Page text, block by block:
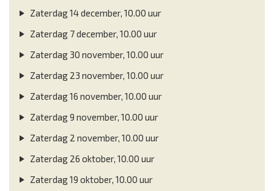
Zaterdag 14 december, 10.00 uur
Zaterdag 7 december, 10.00 uur
Zaterdag 30 november, 10.00 uur
Zaterdag 23 november, 10.00 uur
Zaterdag 16 november, 10.00 uur
Zaterdag 9 november, 10.00 uur
Zaterdag 2 november, 10.00 uur
Zaterdag 26 oktober, 10.00 uur
Zaterdag 19 oktober, 10.00 uur